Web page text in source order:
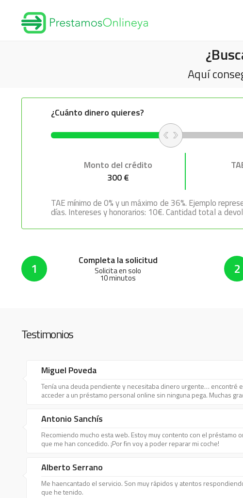
Aquí
¿Cuánto dinero quieres?
Monto del crédito
300 €
TAE mínimo de 0% y un máximo de 36%. Ejemplo
días. Intereses y honorarios: 10€. Cantidad total a
1 Completa la solicitud
Solicita en solo
10 minutos
2
Testimonios
Miguel Poveda
Tenía una deuda pendiente y necesitaba dinero urgente… encontré
acceder a un préstamo personal online sin ninguna pega. Muchas
Antonio Sanchís
Recomiendo mucho esta web. Estoy muy contento con el préstamo
que me han concedido. ¡Por fin voy a poder reparar mi coche!
Alberto Serrano
Me haencantado el servicio. Son muy rápidos y atentos
que he tenido.